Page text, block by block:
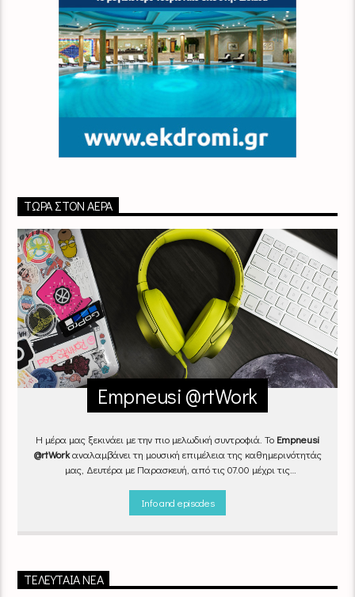
ΤΏΡΑ ΣΤΟΝ ΑΈΡΑ
Empneusi @rtWork
Η μέρα μας ξεκινάει με την πιο μελωδική συντροφιά. Το Empneusi
@rtWorkαναλαμβάνει τη μουσική επιμέλεια της καθημερινότητάς
μας, Δευτέρα με Παρασκευή, από τις 07.00 μέχρι τις
εναλλάσσονται αρμονικά, θυμίζοντάς μας πως δουλειά και
Καθημερινά(Δευτέρα-Παρασκευή)
Info and episodes
ΤΕΛΕΥΤΑΊΑ ΝΈΑ